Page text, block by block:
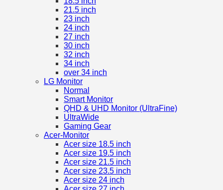
21.5 inch
23 inch
24 inch
27 inch
30 inch
32 inch
34 inch
over 34 inch
LG Monitor
Normal
Smart Monitor
QHD & UHD Monitor (UltraFine)
UltraWide
Gaming Gear
Acer-Monitor
Acer size 18.5 inch
Acer size 19.5 inch
Acer size 21.5 inch
Acer size 23.5 inch
Acer size 24 inch